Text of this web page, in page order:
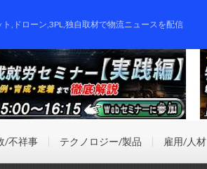
,ドローン,3PL,独自取材で物流ニュースを配信
/不祥事 テクノロジー/製品 雇用/人材